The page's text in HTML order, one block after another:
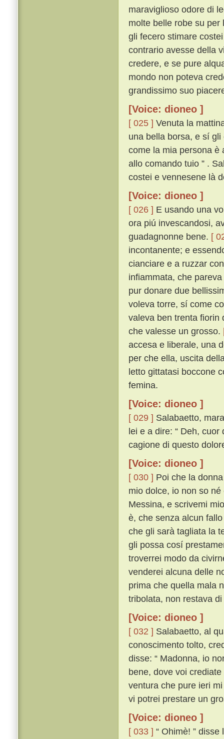
maraviglioso odore di
molte belle robe su
gli fecero stimare
contrario avesse della
credere, e se pure
mondo non poteva
grandissimo suo
[Voice: dioneo ]
[ 025 ] Venuta la
una bella borsa, e sí
come la mia persona è
allo comando tuio ” .
costei e vennesene là
[Voice: dioneo ]
[ 026 ] E usando una
ora piú invescandosi,
guadagnonne bene. [
incontanente; e
cianciare e a ruzzar
infiammata, che
pur donare due
voleva torre, sí come
valeva ben trenta fiorin
che valesse un grosso.
accesa e liberale, una
per che ella, uscita
letto gittatasi boccone
femina.
[Voice: dioneo ]
[ 029 ] Salabaetto,
lei e a dire: “ Deh,
cagione di questo
[Voice: dioneo ]
[ 030 ] Poi che la
mio dolce, io non so
Messina, e scrivemi
è, che senza alcun
che gli sarà tagliata la
gli possa cosí
troverrei modo da
venderei alcuna delle
prima che quella mala
tribolata, non restava
[Voice: dioneo ]
[ 032 ] Salabaetto, al
conoscimento tolto,
disse: “ Madonna, io
bene, dove voi
ventura che pure ieri
vi potrei prestare un
[Voice: dioneo ]
[ 033 ] “ Ohimè! ”